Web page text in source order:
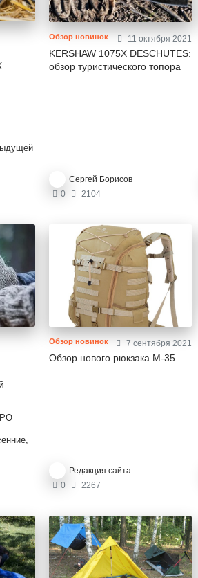
В этом
Обзор новинок 11 октября 2021
KERSHAW 1075X DESCHUTES:
обзор туристического топора
Сергей Борисов
0
2104
всегда
Обзор новинок 7 сентября 2021
Обзор нового рюкзака М-35
Редакция сайта
0
2267